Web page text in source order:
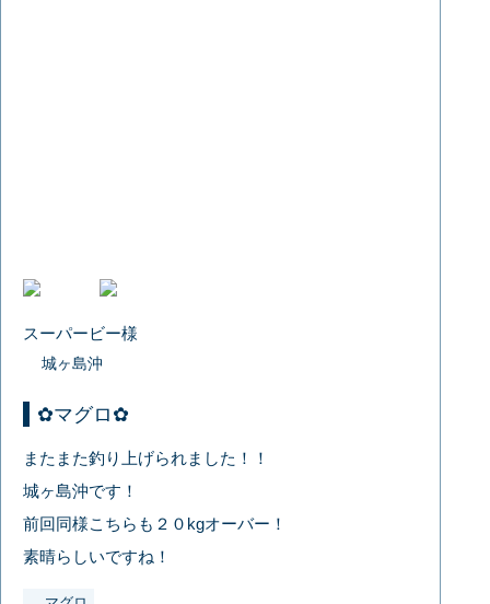
スーパービー様
城ヶ島沖
✿マグロ✿
またまた釣り上げられました！！
城ヶ島沖です！
前回同様こちらも２０kgオーバー！
素晴らしいですね！